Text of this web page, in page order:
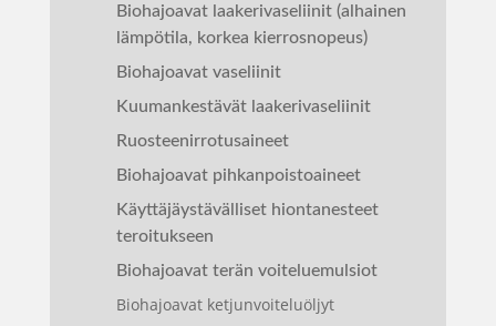
Biohajoavat laakerivaseliinit (alhainen
lämpötila, korkea kierrosnopeus)
Biohajoavat vaseliinit
Kuumankestävät laakerivaseliinit
Ruosteenirrotusaineet
Biohajoavat pihkanpoistoaineet
Käyttäjäystävälliset hiontanesteet
teroitukseen
Biohajoavat terän voiteluemulsiot
Biohajoavat ketjunvoiteluöljyt